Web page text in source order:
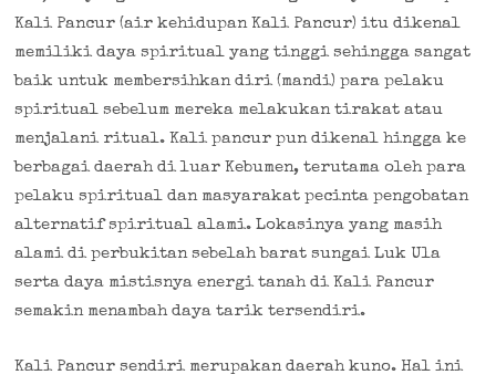
Kali Pancur (air kehidupan Kali Pancur) itu dikenal
memiliki daya spiritual yang tinggi sehingga sangat
baik untuk membersihkan diri (mandi) para pelaku
spiritual sebelum mereka melakukan tirakat atau
menjalani ritual. Kali pancur pun dikenal hingga ke
berbagai daerah di luar Kebumen, terutama oleh para
pelaku spiritual dan masyarakat pecinta pengobatan
alternatif spiritual alami. Lokasinya yang masih
alami di perbukitan sebelah barat sungai Luk Ula
serta daya mistisnya energi tanah di Kali Pancur
semakin menambah daya tarik tersendiri.
Kali Pancur sendiri merupakan daerah kuno. Hal ini